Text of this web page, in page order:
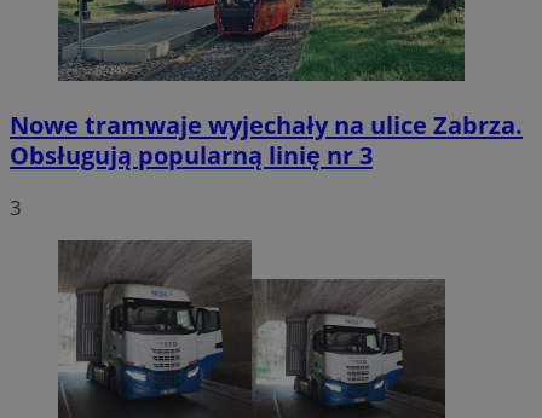
Nowe tramwaje wyjechały na ulice Zabrza.
Obsługują popularną linię nr 3
3